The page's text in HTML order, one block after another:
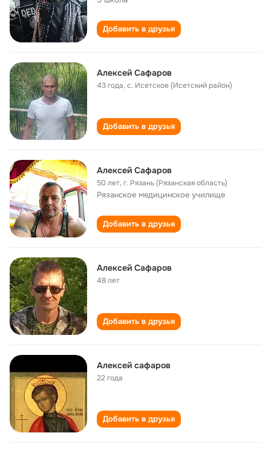
Добавить в друзья
Алексей Сафаров
43 года,с. Исетское (Исетский район)
Добавить в друзья
Алексей Сафаров
50 лет,г. Рязань (Рязанская область)
Рязанское медицинское училище
Добавить в друзья
Алексей Сафаров
48 лет
Добавить в друзья
Алексей сафаров
22 года
Добавить в друзья